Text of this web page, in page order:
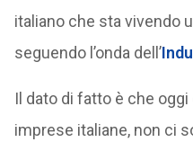
italiano che sta vivendo
seguendo l’onda dell’
Il dato di fatto è che
imprese italiane, non ci